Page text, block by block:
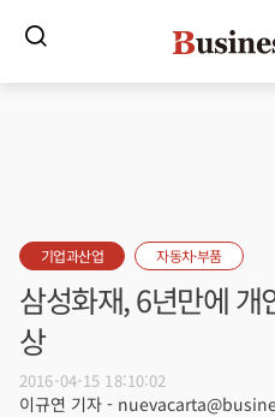
기업과산업 자동차·부품
삼성화재, 6년만에 개
상
2016-04-15 18:10:02
이규연 기자 -